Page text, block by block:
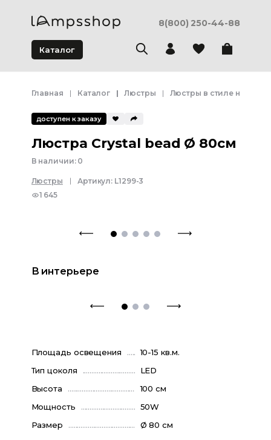
8(800) 250-44-88
Каталог
Главная Каталог Люстры Люстры в стиле
доступен к заказу
Люстра Crystal bead Ø 80см
В наличии: 0
Люстры Артикул: L1299-3
1 645
В интерьере
Площадь освещения
10-15 кв.м.
Тип цоколя
LED
Высота
100 см
Мощность
50W
Размер
Ø 80 см